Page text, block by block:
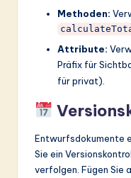
Methoden:
Attribute:
Präfix für
für privat).
Entwurfsdokumente
Sie ein
verfolgen. Fügen Sie